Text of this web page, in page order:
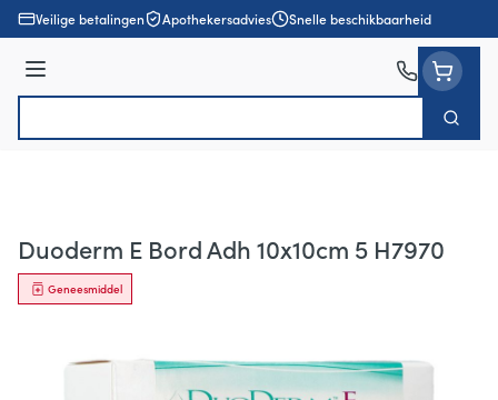
Ga naar de inhoud
Veilige betalingen Apothekersadvies Snelle beschikbaarheid
Menu
Zoek
Duoderm E Bord Adh 10x10cm 5 H7970
Geneesmiddel